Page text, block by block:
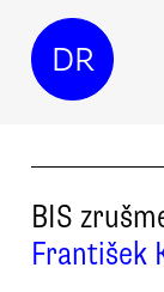
DR
BIS
František